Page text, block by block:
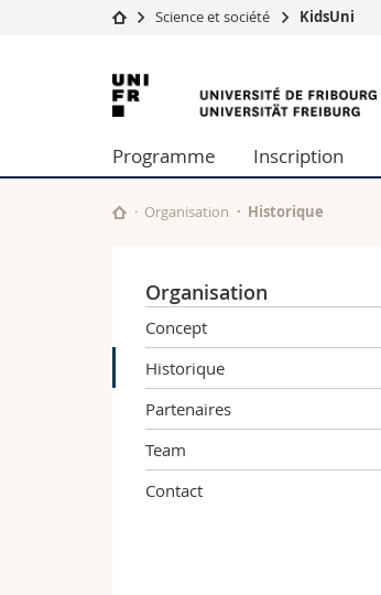
Université
Recherche
Université
Formation continue
Science et société KidsUni
Université
de
Fribourg
Programme Inscription
Organisation Historique
Organisation
Concept
Historique
Partenaires
Team
Contact